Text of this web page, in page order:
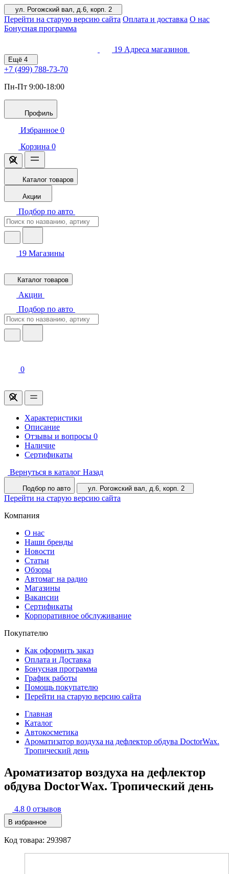
ул. Рогожский вал, д.6, корп. 2
Перейти на старую версию сайта Оплата и доставка О нас
Бонусная программа
19 Адреса магазинов
Ещё 4
+7 (499) 788-73-70
Пн-Пт 9:00-18:00
Профиль
Избранное 0
Корзина 0
Каталог товаров
Акции
Подбор по авто
19 Магазины
Каталог товаров
Акции
Подбор по авто
0
Характеристики
Описание
Отзывы и вопросы 0
Наличие
Сертификаты
Вернуться в каталог Назад
Подбор по авто ул. Рогожский вал, д.6, корп. 2
Перейти на старую версию сайта
Компания
О нас
Наши бренды
Новости
Статьи
Обзоры
Автомаг на радио
Магазины
Вакансии
Сертификаты
Корпоративное обслуживание
Покупателю
Как оформить заказ
Оплата и Доставка
Бонусная программа
График работы
Помощь покупателю
Перейти на старую версию сайта
Главная
Каталог
Автокосметика
Ароматизатор воздуха на дефлектор обдува DoctorWax.
Тропический день
Ароматизатор воздуха на дефлектор
обдува DoctorWax. Тропический день
4.8 0 отзывов
В избранное
Код товара: 293987